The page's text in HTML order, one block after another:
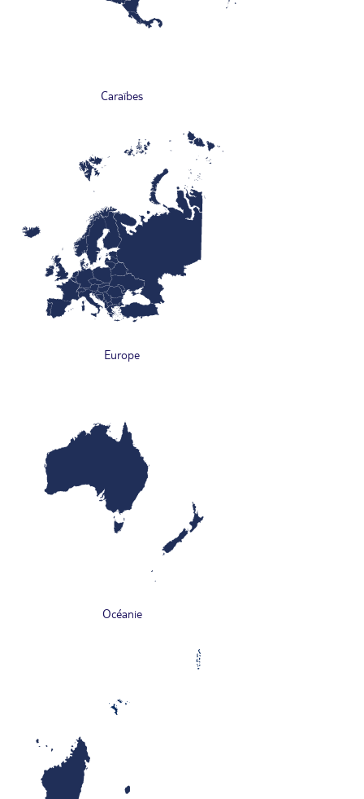
Caraïbes
Europe
Océanie